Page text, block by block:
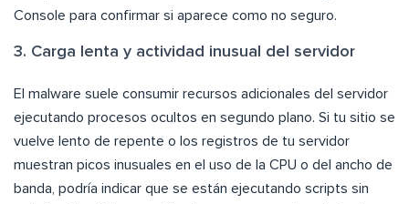
Console para confirmar si aparece como no seguro.
3. Carga lenta y actividad inusual del servidor
El malware suele consumir recursos adicionales del servidor
ejecutando procesos ocultos en segundo plano. Si tu sitio se
vuelve lento de repente o los registros de tu servidor
muestran picos inusuales en el uso de la CPU o del ancho de
banda, podría indicar que se están ejecutando scripts sin